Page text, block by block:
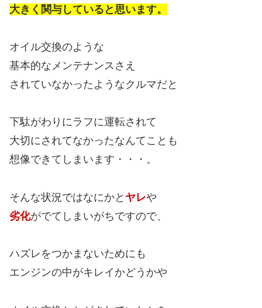
大きく関与していると思います。
オイル交換のような
基本的なメンテナンスさえ
されていなかったようなクルマだと
下駄がわりにラフに運転されて
大切にされてなかったなんてことも
想像できてしまいます・・・。
そんな状況ではなにかと ヤレや
劣化がでてしまいがちですので、
ハズレをつかまないためにも
エンジンの中がキレイかどうかや